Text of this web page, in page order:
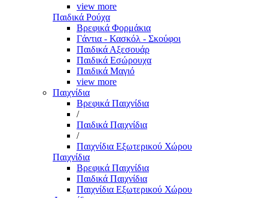
view more
Παιδικά Ρούχα
Βρεφικά Φορμάκια
Γάντια - Κασκόλ - Σκούφοι
Παιδικά Αξεσουάρ
Παιδικά Εσώρουχα
Παιδικά Μαγιό
view more
Παιχνίδια
Βρεφικά Παιχνίδια
/
Παιδικά Παιχνίδια
/
Παιχνίδια Εξωτερικού Χώρου
Παιχνίδια
Βρεφικά Παιχνίδια
Παιδικά Παιχνίδια
Παιχνίδια Εξωτερικού Χώρου